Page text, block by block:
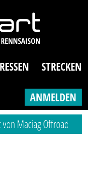
STRECKEN
ANMELDEN
Maciag Offroad